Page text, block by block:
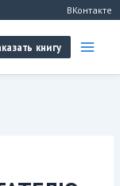
ВКонтакте
книгу